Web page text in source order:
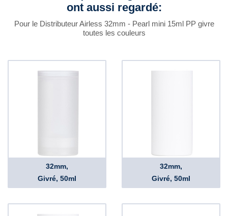
ont aussi regardé:
Pour le Distributeur Airless 32mm - Pearl mini 15ml PP givre
toutes les couleurs
32mm,
Givré, 50ml
32mm,
Givré, 50ml